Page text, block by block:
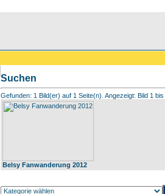
Suchen
Gefunden: 1 Bild(er) auf 1 Seite(n). Angezeigt: Bild 1 bis
Belsy Fanwanderung 2012